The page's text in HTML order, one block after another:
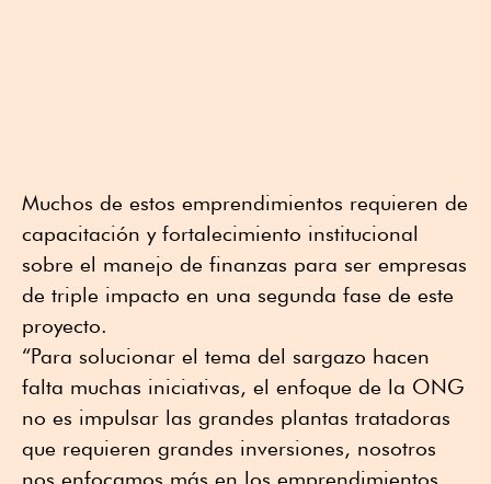
Muchos de estos emprendimientos requieren de
capacitación y fortalecimiento institucional
sobre el manejo de finanzas para ser empresas
de triple impacto en una segunda fase de este
proyecto.
“Para solucionar el tema del sargazo hacen
falta muchas iniciativas, el enfoque de la ONG
no es impulsar las grandes plantas tratadoras
que requieren grandes inversiones, nosotros
nos enfocamos más en los emprendimientos